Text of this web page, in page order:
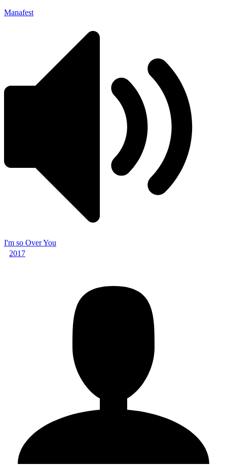
Manafest
I'm so Over You
2017